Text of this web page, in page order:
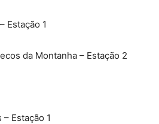
Estação 1
da Montanha – Estação 2
Estação 1